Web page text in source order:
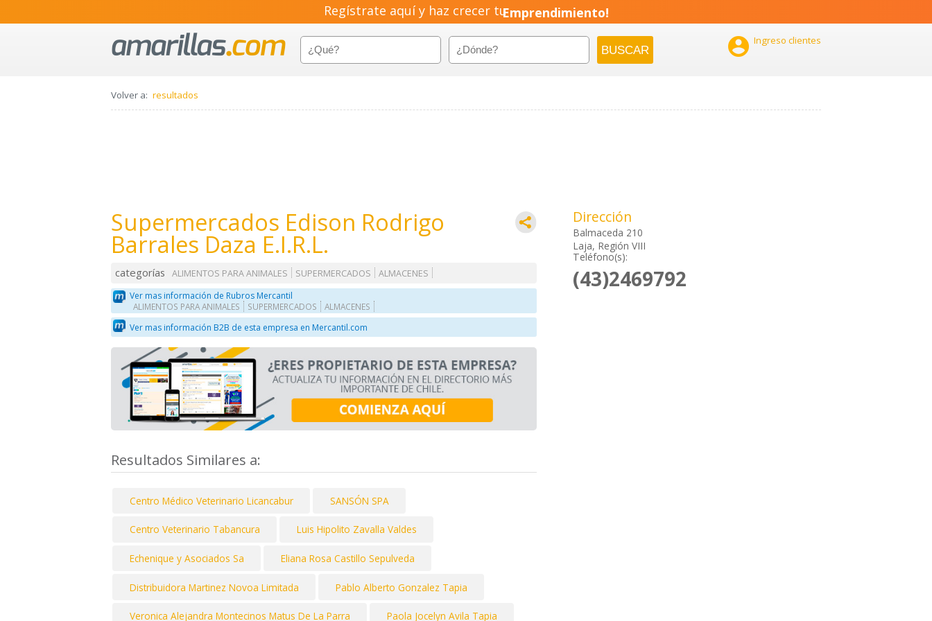
Regístrate aquí y haz crecer tuEmprendimiento!
 Ingreso clientes
Volver a: resultados
Supermercados Edison Rodrigo
Barrales Daza E.I.R.L.
categorías ALIMENTOS PARA ANIMALES SUPERMERCADOS
ALMACENES
Ver mas información de Rubros Mercantil
ALIMENTOS PARA ANIMALES SUPERMERCADOS ALMACENES
Ver mas información B2B de esta empresa en Mercantil.com
Resultados Similares a:
Centro Médico Veterinario Licancabur SANSÓN SPA
Centro Veterinario Tabancura Luis Hipolito Zavalla Valdes
Echenique y Asociados Sa Eliana Rosa Castillo Sepulveda
Distribuidora Martinez Novoa Limitada Pablo Alberto Gonzalez Tapia
Veronica Alejandra Montecinos Matus De La Parra Paola Jocelyn Avila Tapia
Dirección
Balmaceda 210
Laja, Región VIII
Teléfono(s):
(43)2469792